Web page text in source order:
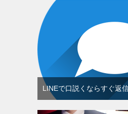
LINEで口説くならすぐ返